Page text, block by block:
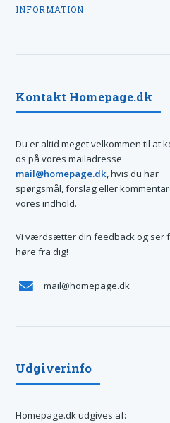
INFORMATION
Kontakt Homepage.dk
Du er altid meget velkommen til at
os på vores mailadresse
mail@homepage.dk, hvis du har
spørgsmål, forslag eller
vores indhold.
Vi værdsætter din feedback og ser
høre fra dig!
mail@homepage.dk
Udgiverinfo
Homepage.dk udgives af: